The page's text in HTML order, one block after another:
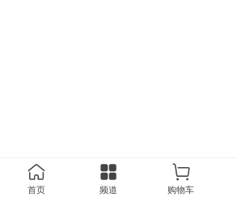
首页 频道 购物车